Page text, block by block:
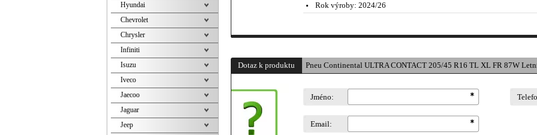
Rok výroby: 2024/26
Dotaz k produktu Pneu Continental ULTRA CONTACT 205/45 R16 TL XL FR 87W
Jméno:
Email:
Hyundai
Chevrolet
Chrysler
Infiniti
Isuzu
Iveco
Jaecoo
Jaguar
Jeep